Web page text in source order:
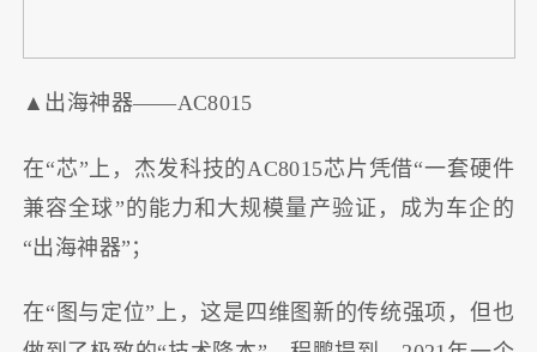
▲出海神器——AC8015
在“芯”上，杰发科技的AC8015芯片凭借“一套硬件
兼容全球”的能力和大规模量产验证，成为车企的
“出海神器”；
在“图与定位”上，这是四维图新的传统强项，但也